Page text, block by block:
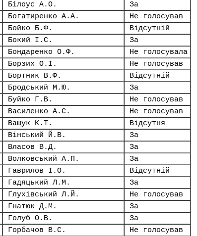
Білоус А.О.
За
Богатиренко А.А.
Не голосував
Бойко Б.Ф.
Відсутній
Бокий І.С.
За
Бондаренко О.Ф.
Не голосувала
Борзих О.І.
Не голосував
Бортник В.Ф.
Відсутній
Бродський М.Ю.
За
Буйко Г.В.
Не голосував
Василенко А.С.
Не голосував
Ващук К.Т.
Відсутня
Вінський Й.В.
За
Власов В.Д.
За
Волковський А.П.
За
Гаврилов І.О.
Відсутній
Гадяцький Л.М.
За
Глухівський Л.Й.
Не голосував
Гнатюк Д.М.
За
Голуб О.В.
За
Горбачов В.С.
Не голосував